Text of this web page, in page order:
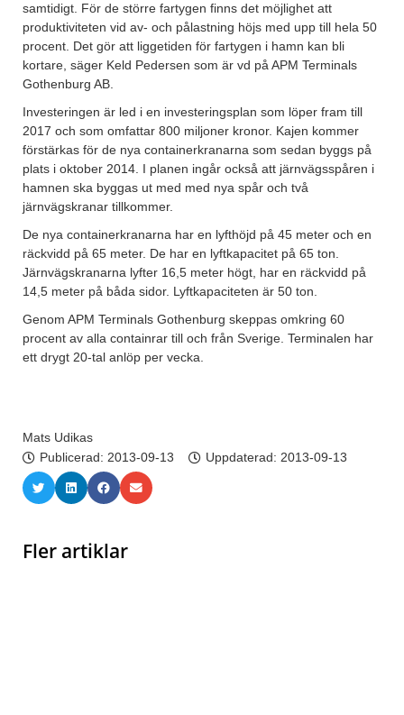
samtidigt. För de större fartygen finns det möjlighet att
produktiviteten vid av- och pålastning höjs med upp till hela 50
procent. Det gör att liggetiden för fartygen i hamn kan bli
kortare, säger Keld Pedersen som är vd på APM Terminals
Gothenburg AB.
Investeringen är led i en investeringsplan som löper fram till
2017 och som omfattar 800 miljoner kronor. Kajen kommer
förstärkas för de nya containerkranarna som sedan byggs på
plats i oktober 2014. I planen ingår också att järnvägsspåren i
hamnen ska byggas ut med med nya spår och två
järnvägskranar tillkommer.
De nya containerkranarna har en lyfthöjd på 45 meter och en
räckvidd på 65 meter. De har en lyftkapacitet på 65 ton.
Järnvägskranarna lyfter 16,5 meter högt, har en räckvidd på
14,5 meter på båda sidor. Lyftkapaciteten är 50 ton.
Genom APM Terminals Gothenburg skeppas omkring 60
procent av alla containrar till och från Sverige. Terminalen har
ett drygt 20-tal anlöp per vecka.
Mats Udikas
Publicerad: 2013-09-13 Uppdaterad: 2013-09-13
Fler artiklar